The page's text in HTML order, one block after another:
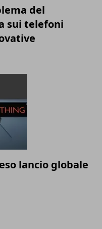
del
sui telefoni
lancio globale